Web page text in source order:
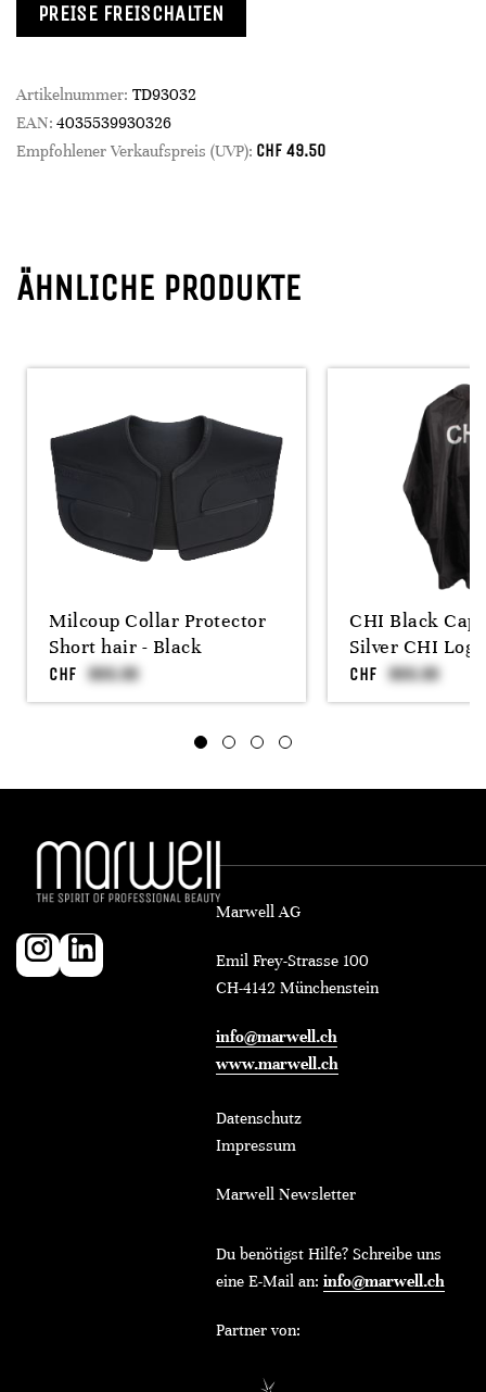
PREISE FREISCHALTEN
Artikelnummer: TD93032
EAN: 4035539930326
Empfohlener Verkaufspreis (UVP): CHF 49.50
ÄHNLICHE PRODUKTE
Milcoup Collar Protector
Short hair - Black
CHF
CHI Black
Silver CHI Logo
CHF
Marwell AG
Emil Frey-Strasse 100
CH-4142 Münchenstein
info@marwell.ch
www.marwell.ch
Datenschutz
Impressum
Marwell Newsletter
Du benötigst Hilfe? Schreibe uns
eine E-Mail an: info@marwell.ch
Partner von: